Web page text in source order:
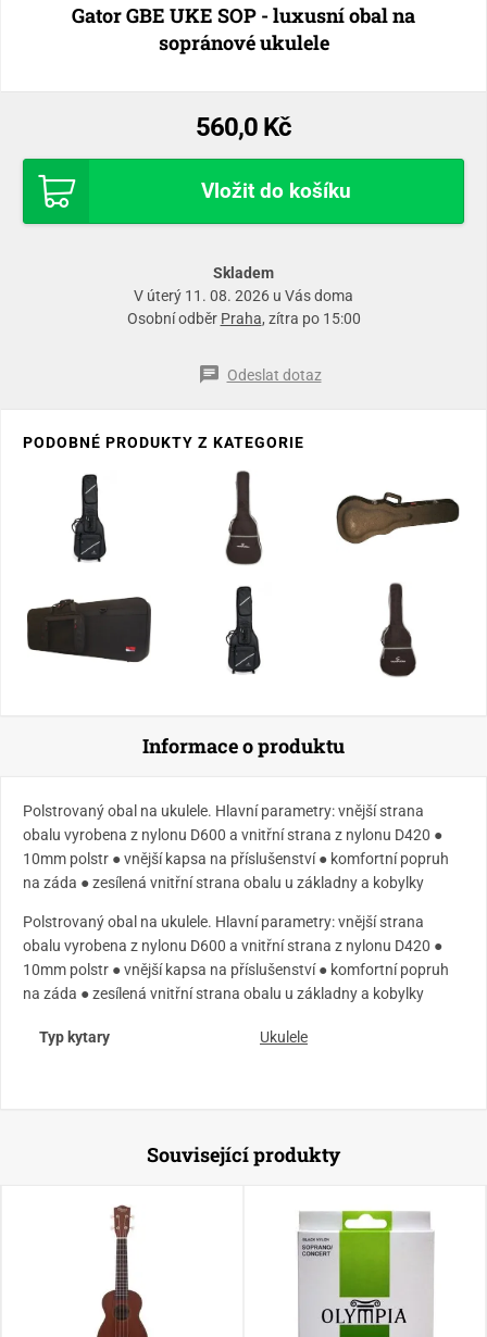
Gator GBE UKE SOP - luxusní obal na
sopránové ukulele
560,0 Kč
Vložit do košíku
Skladem
V úterý 11. 08. 2026 u Vás doma
Osobní odběr Praha, zítra po 15:00
Odeslat dotaz
PODOBNÉ PRODUKTY Z KATEGORIE
Informace o produktu
Polstrovaný obal na ukulele. Hlavní parametry: vnější strana
obalu vyrobena z nylonu D600 a vnitřní strana z nylonu D420 ●
10mm polstr ● vnější kapsa na příslušenství ● komfortní popruh
na záda ● zesílená vnitřní strana obalu u základny a kobylky
Polstrovaný obal na ukulele. Hlavní parametry: vnější strana
obalu vyrobena z nylonu D600 a vnitřní strana z nylonu D420 ●
10mm polstr ● vnější kapsa na příslušenství ● komfortní popruh
na záda ● zesílená vnitřní strana obalu u základny a kobylky
Typ kytary Ukulele
Související produkty